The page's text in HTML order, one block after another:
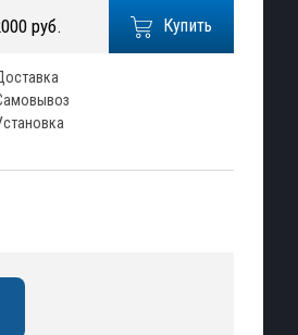
Купить
руб.